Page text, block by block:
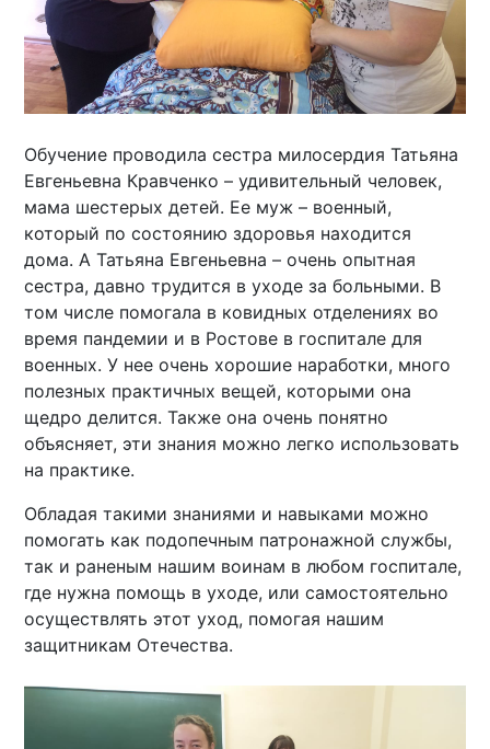
Обучение проводила сестра милосердия Татьяна
Евгеньевна Кравченко – удивительный человек,
мама шестерых детей. Ее муж – военный,
который по состоянию здоровья находится
дома. А Татьяна Евгеньевна – очень опытная
сестра, давно трудится в уходе за больными. В
том числе помогала в ковидных отделениях во
время пандемии и в Ростове в госпитале для
военных. У нее очень хорошие наработки, много
полезных практичных вещей, которыми она
щедро делится. Также она очень понятно
объясняет, эти знания можно легко использовать
на практике.
Обладая такими знаниями и навыками можно
помогать как подопечным патронажной службы,
так и раненым нашим воинам в любом госпитале,
где нужна помощь в уходе, или самостоятельно
осуществлять этот уход, помогая нашим
защитникам Отечества.